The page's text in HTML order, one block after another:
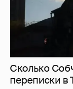
Сколько
перeписки в